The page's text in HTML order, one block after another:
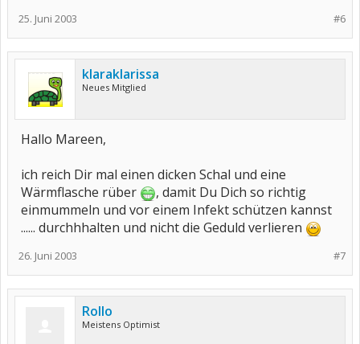
#6
25. Juni 2003
klaraklarissa
Neues Mitglied
Hallo Mareen,
ich reich Dir mal einen dicken Schal und eine
Wärmflasche rüber
, damit Du Dich so richtig
einmummeln und vor einem Infekt schützen kannst
...... durchhhalten und nicht die Geduld verlieren
#7
26. Juni 2003
Rollo
Meistens Optimist